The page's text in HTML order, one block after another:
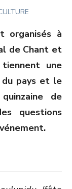
à
de Chant et
une
du pays et le
de
questions